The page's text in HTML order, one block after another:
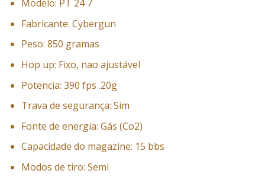
Modelo: PT 24 7
Fabricante: Cybergun
Peso: 850 gramas
Hop up: Fixo, nao ajustável
Potencia: 390 fps .20g
Trava de segurança: Sim
Fonte de energia: Gás (Co2)
Capacidade do magazine: 15 bbs
Modos de tiro: Semi